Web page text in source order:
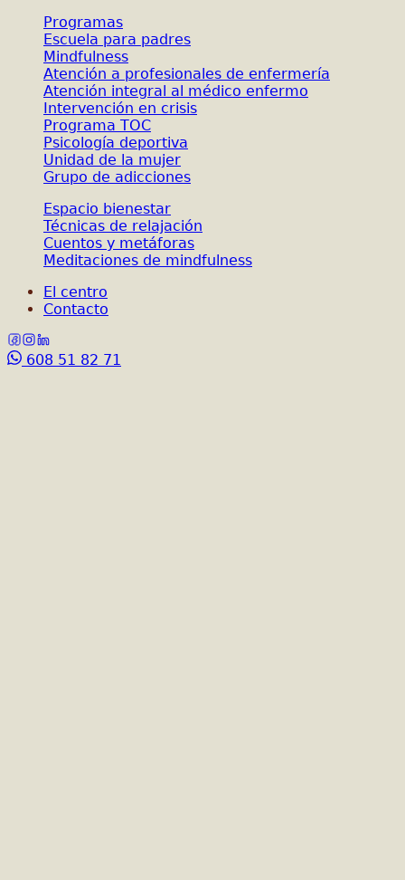
Programas
Escuela para padres
Mindfulness
Atención a profesionales de enfermería
Atención integral al médico enfermo
Intervención en crisis
Programa TOC
Psicología deportiva
Unidad de la mujer
Grupo de adicciones
Espacio bienestar
Técnicas de relajación
Cuentos y metáforas
Meditaciones de mindfulness
El centro
Contacto
608 51 82 71